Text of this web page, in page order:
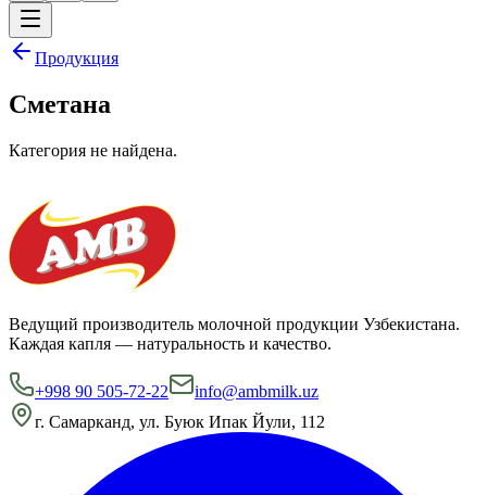
Продукция
Сметана
Категория не найдена.
Ведущий производитель молочной продукции Узбекистана.
Каждая капля — натуральность и качество.
+998 90 505-72-22
info@ambmilk.uz
г. Самарканд, ул. Буюк Ипак Йули, 112